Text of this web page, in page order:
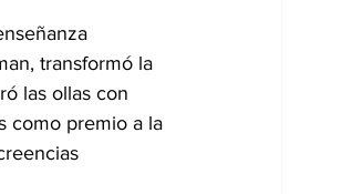
transformó la
las ollas con
como premio a la